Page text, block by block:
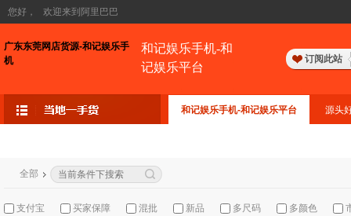
您好， 欢迎来到阿里巴巴
广东东莞网店货源-和记娱乐手
机
和记娱乐手机-和
记娱乐平台
订阅此站
和记娱乐手机-和记娱乐平台 源头
全部
支付宝 买家保障 混批 新品 多尺码 多颜色